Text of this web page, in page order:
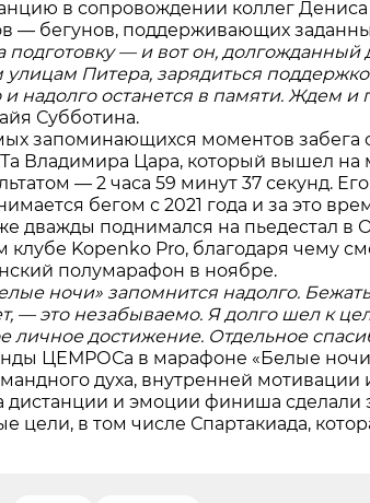
в сопровождении коллег
— бегунов, поддерживающих
подготовку — и вот он,
Питера, зарядиться
и надолго останется в памяти. Ждем
Субботина.
запоминающихся моментов забега
Владимира Цара, который вышел на
— 2 часа 59 минут 37 секунд.
бегом с 2021 года и за это
дважды поднимался на пьедестал
клубе Kopenko Pro, благодаря чему
полумарафон в ноябре.
ночи» запомнится надолго.
— это незабываемо. Я долго шел к
личное достижение. Отдельное
ЦЕМРОСа в марафоне «Белые
духа, внутренней
дистанции и эмоции финиша
цели, в том числе Спартакиада,